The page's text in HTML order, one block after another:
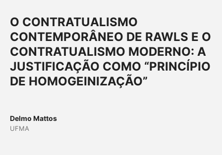
O CONTRATUALISMO
CONTEMPORÂNEO DE RAWLS E O
CONTRATUALISMO MODERNO: A
JUSTIFICAÇÃO COMO “PRINCÍPIO
DE HOMOGEINIZAÇÃO”
Delmo Mattos
UFMA